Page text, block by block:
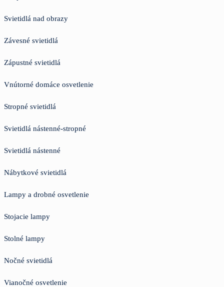
Svietidlá nad obrazy
Závesné svietidlá
Zápustné svietidlá
Vnútorné domáce osvetlenie
Stropné svietidlá
Svietidlá nástenné-stropné
Svietidlá nástenné
Nábytkové svietidlá
Lampy a drobné osvetlenie
Stojacie lampy
Stolné lampy
Nočné svietidlá
Vianočné osvetlenie